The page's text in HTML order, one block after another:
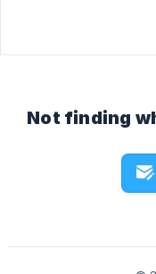
Not finding